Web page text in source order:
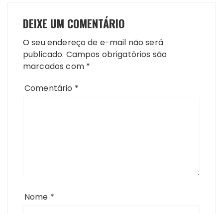
DEIXE UM COMENTÁRIO
O seu endereço de e-mail não será
publicado. Campos obrigatórios são
marcados com *
Comentário *
Nome *